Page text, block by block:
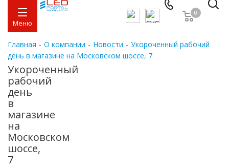
Меню
0
Главная - О компании - Новости - Укороченный рабочий
день в магазине на Московском шоссе, 7
Укороченный
рабочий
день
в
магазине
на
Московском
шоссе,
7